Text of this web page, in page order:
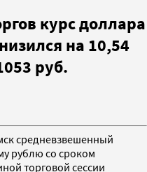
курс доллара
на 10,54
руб.
средневзвешенный
рублю со сроком
торговой сессии